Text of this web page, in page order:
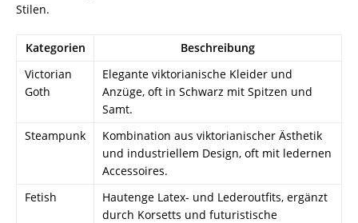
Stilen.
Kategorien
Beschreibung
Victorian
Goth
Elegante viktorianische Kleider und
Anzüge, oft in Schwarz mit Spitzen und
Samt.
Steampunk
Kombination aus viktorianischer Ästhetik
und industriellem Design, oft mit ledernen
Accessoires.
Fetish
Hautenge Latex- und Lederoutfits, ergänzt
durch Korsetts und futuristische